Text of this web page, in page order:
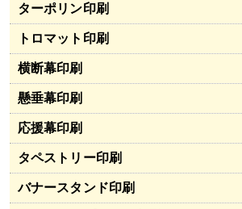
ターポリン印刷
トロマット印刷
横断幕印刷
懸垂幕印刷
応援幕印刷
タペストリー印刷
バナースタンド印刷